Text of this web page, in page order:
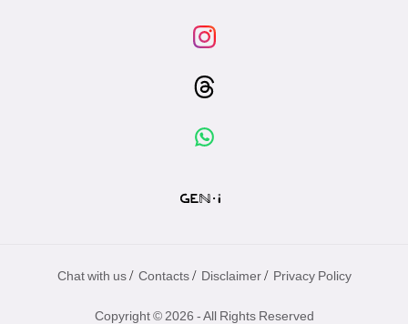
Chat with us / Contacts / Disclaimer / Privacy Policy
Copyright © 2026 - All Rights Reserved